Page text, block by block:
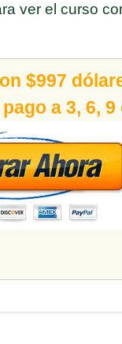
ver el curso
$997
a 3, 6, 9